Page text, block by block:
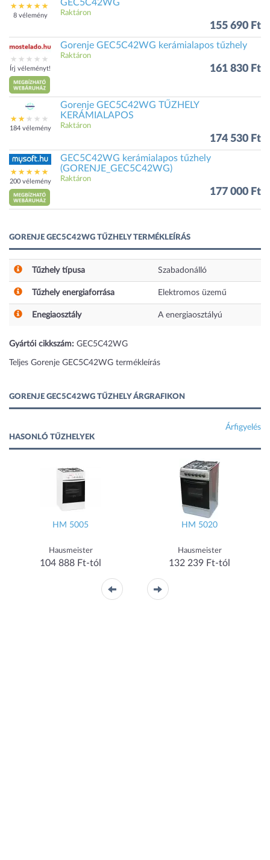
8 vélemény
GEC5C42WG
Raktáron
155 690 Ft
Írj véleményt!
Gorenje GEC5C42WG kerámialapos tűzhely
Raktáron
161 830 Ft
184 vélemény
Gorenje GEC5C42WG TŰZHELY
KERÁMIALAPOS
Raktáron
174 530 Ft
200 vélemény
GEC5C42WG kerámialapos tűzhely
(GORENJE_GEC5C42WG)
Raktáron
177 000 Ft
GORENJE GEC5C42WG TŰZHELY TERMÉKLEÍRÁS
Tűzhely típusa Szabadonálló
Tűzhely energiaforrása Elektromos üzemű
Enegiaosztály A energiaosztályú
Gyártói cikkszám: GEC5C42WG
Teljes Gorenje GEC5C42WG termékleírás
GORENJE GEC5C42WG TŰZHELY ÁRGRAFIKON
Árfigyelés
HASONLÓ TŰZHELYEK
HM 5005
Hausmeister
104 888 Ft-tól
HM 5020
Hausmeister
132 239 Ft-tól